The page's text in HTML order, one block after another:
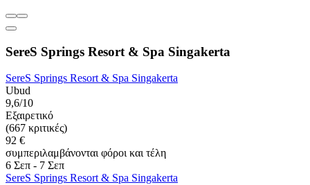
SereS Springs Resort & Spa Singakerta
SereS Springs Resort & Spa Singakerta
Ubud
9,6/10
Εξαιρετικό
(667 κριτικές)
92 €
συμπεριλαμβάνονται φόροι και τέλη
6 Σεπ - 7 Σεπ
SereS Springs Resort & Spa Singakerta